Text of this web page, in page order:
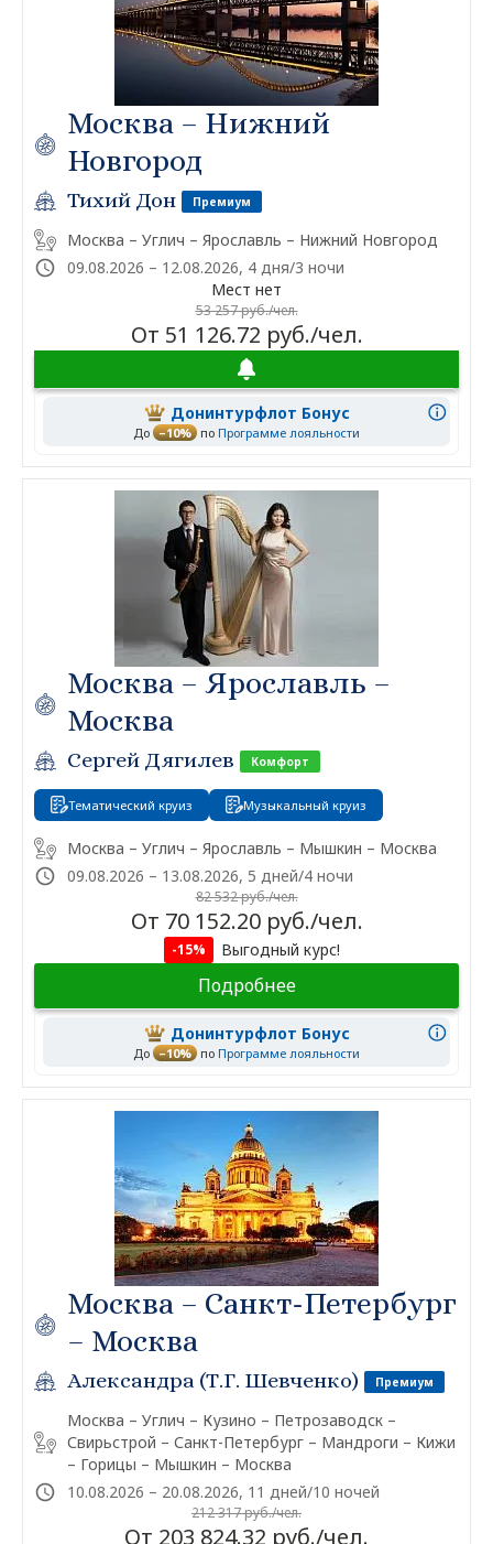
Москва – Нижний
Новгород
Тихий Дон Премиум
Москва – Углич – Ярославль – Нижний Новгород
09.08.2026 – 12.08.2026, 4 дня/3 ночи
Мест нет
53 257 руб./чел.
От 51 126.72 руб./чел.
Донинтурфлот Бонус
До –10% по Программе лояльности
Москва – Ярославль –
Москва
Сергей Дягилев Комфорт
Тематический круиз Музыкальный круиз
Москва – Углич – Ярославль – Мышкин – Москва
09.08.2026 – 13.08.2026, 5 дней/4 ночи
82 532 руб./чел.
От 70 152.20 руб./чел.
-15% Выгодный курс!
Подробнее
Донинтурфлот Бонус
До –10% по Программе лояльности
Москва – Санкт-Петербург
– Москва
Александра (Т.Г. Шевченко) Премиум
Москва – Углич – Кузино – Петрозаводск –
Свирьстрой – Санкт-Петербург – Мандроги – Кижи
– Горицы – Мышкин – Москва
10.08.2026 – 20.08.2026, 11 дней/10 ночей
212 317 руб./чел.
От 203 824.32 руб./чел.